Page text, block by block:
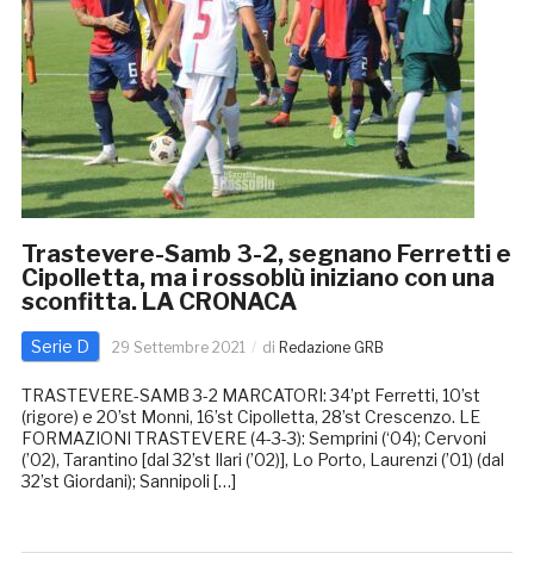
Trastevere-Samb 3-2, segnano Ferretti e
Cipolletta, ma i rossoblù iniziano con una
sconfitta. LA CRONACA
Serie D 29 Settembre 2021 di Redazione GRB
TRASTEVERE-SAMB 3-2 MARCATORI: 34’pt Ferretti, 10’st
(rigore) e 20’st Monni, 16’st Cipolletta, 28’st Crescenzo. LE
FORMAZIONI TRASTEVERE (4-3-3): Semprini (‘04); Cervoni
(’02), Tarantino [dal 32’st Ilari (’02)], Lo Porto, Laurenzi (’01) (dal
32’st Giordani); Sannipoli […]